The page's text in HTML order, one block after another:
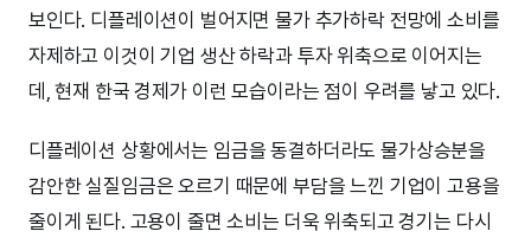
보인다. 디플레이션이 벌어지면 물가 추가하락 전망에 소비를
자제하고 이것이 기업 생산 하락과 투자 위축으로 이어지는
데, 현재 한국 경제가 이런 모습이라는 점이 우려를 낳고 있다.
디플레이션 상황에서는 임금을 동결하더라도 물가상승분을
감안한 실질임금은 오르기 때문에 부담을 느낀 기업이 고용을
줄이게 된다. 고용이 줄면 소비는 더욱 위축되고 경기는 다시